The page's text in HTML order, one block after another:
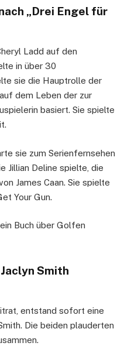
„Drei Engel für
Ladd auf den
in über 30
sie die Hauptrolle der
dem Leben der zur
basiert. Sie spielte
sie zum Serienfernsehen
Jillian Deline spielte, die
James Caan. Sie spielte
Your Gun.
Buch über Golfen
Smith
entstand sofort eine
Die beiden plauderten